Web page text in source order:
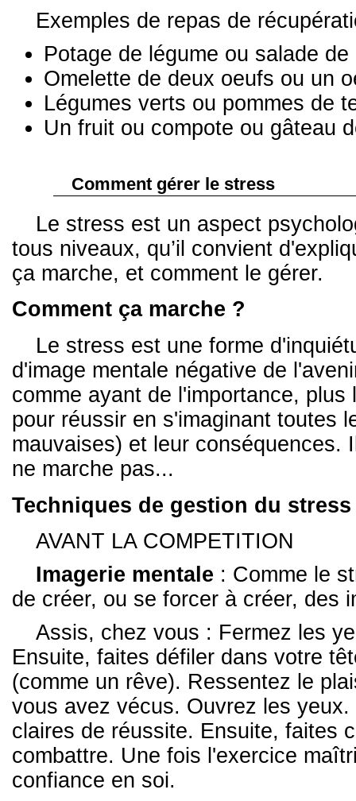
Exemples de repas de
Potage de légume ou salade de
Omelette de deux oeufs ou un
Légumes verts ou pommes de
Un fruit ou compote ou gâteau
Comment gérer le stress
Le stress est un aspect
tous niveaux, qu’il convient
ça marche, et comment le gérer.
Comment ça marche ?
Le stress est une forme
d'image mentale négative de
comme ayant de l'importance,
pour réussir en s'imaginant toutes
mauvaises) et leur conséquences.
ne marche pas...
Techniques de gestion du stress
AVANT LA COMPETITION
Imagerie mentale : Comme le
de créer, ou se forcer à créer, des
Assis, chez vous : Fermez les
Ensuite, faites défiler dans votre
(comme un rêve). Ressentez le
vous avez vécus. Ouvrez les
claires de réussite. Ensuite, faites
combattre. Une fois l'exercice
confiance en soi.